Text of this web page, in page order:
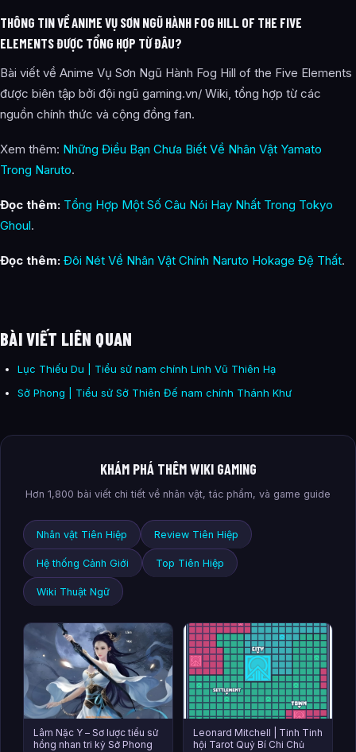
THÔNG TIN VỀ ANIME VỤ SƠN NGŨ HÀNH FOG HILL OF THE FIVE
ELEMENTS ĐƯỢC TỔNG HỢP TỪ ĐÂU?
Bài viết về Anime Vụ Sơn Ngũ Hành Fog Hill of the Five Elements
được biên tập bởi đội ngũ gaming.vn/ Wiki, tổng hợp từ các
nguồn chính thức và cộng đồng fan.
Xem thêm: Những Điều Bạn Chưa Biết Về Nhân Vật Yamato
Trong Naruto.
Đọc thêm: Tổng Hợp Một Số Câu Nói Hay Nhất Trong Tokyo
Ghoul.
Đọc thêm: Đôi Nét Về Nhân Vật Chính Naruto Hokage Đệ Thất.
BÀI VIẾT LIÊN QUAN
Lục Thiếu Du | Tiểu sử nam chính Linh Vũ Thiên Hạ
Sở Phong | Tiểu sử Sở Thiên Đế nam chính Thánh Khư
KHÁM PHÁ THÊM WIKI GAMING
Hơn 1,800 bài viết chi tiết về nhân vật, tác phẩm, và game guide
Nhân vật Tiên Hiệp Review Tiên Hiệp
Hệ thống Cảnh Giới Top Tiên Hiệp
Wiki Thuật Ngữ
Lâm Nặc Y – Sơ lược tiểu sử
hồng nhan tri kỷ Sở Phong
Leonard Mitchell | Tinh Tinh
hội Tarot Quỷ Bí Chi Chủ